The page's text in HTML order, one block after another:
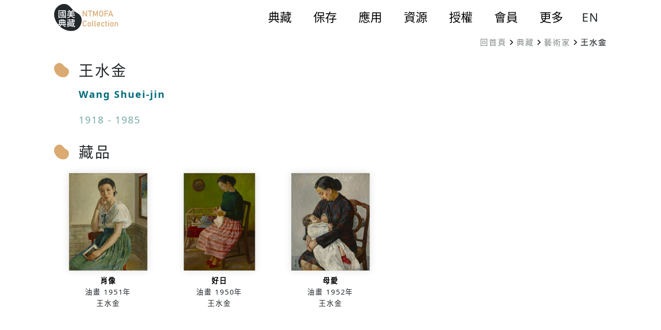
跳到中間主要內容區
網站導覽
::: 典藏 保存 應用 資源 授權 會員 更多 EN
回首頁 典藏 藝術家 王水金
王水金
Wang Shuei-jin
1918 - 1985
藏品
肖像
油畫 1951年
王水金
好日
油畫 1950年
王水金
母愛
油畫 1952年
王水金